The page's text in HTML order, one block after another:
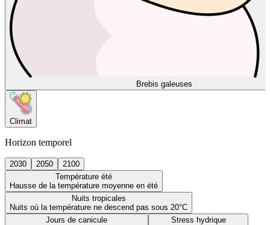
Brebis galeuses
Climat
Horizon temporel
2030 2050
2100
Température été
Hausse de la température moyenne en été
Nuits tropicales
Nuits où la température ne descend pas sous 20°C
Jours de canicule
Stress hydrique